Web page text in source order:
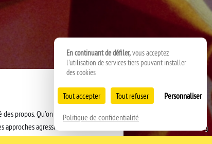
Alice Kong
< RETOUR
propos. Qu’on se laisse
agressives, Maxenss, sur
En continuant de défiler,vous acceptez
l'utilisation de services tiers pouvant installer
des cookies
Tout accepter Tout refuser Personnaliser
Politique de confidentialité